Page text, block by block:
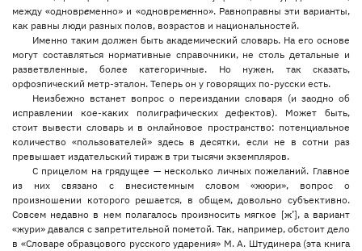
между «одновременно» и «одновременно». Равноправны эти варианты,
как равны люди разных полов, возрастов и национальностей.
Именно таким должен быть академический словарь. На его основе
могут составляться нормативные справочники, не столь детальные и
разветвленные, более категоричные. Но нужен, так сказать,
орфоэпический метр-эталон. Теперь он у говорящих по-русски есть.
Неизбежно встанет вопрос о переиздании словаря (и заодно об
исправлении кое-каких полиграфических дефектов). Может быть,
стоит вывести словарь и в онлайновое пространство: потенциальное
количество «пользователей» здесь в десятки, если не в сотни раз
превышает издательский тираж в три тысячи экземпляров.
С прицелом на грядущее — несколько личных пожеланий. Главное
из них связано с внесистемным словом «жюри», вопрос о
произношении которого решается, в общем, довольно субъективно.
Совсем недавно в нем полагалось произносить мягкое [ж’], а вариант
«жури» давался с запретительной пометой. Так, например, обстоит дело
в «Словаре образцового русского ударения» М. А. Штудинера (эта книга